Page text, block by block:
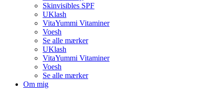
Skinvisibles SPF
UKlash
VitaYummi Vitaminer
Voesh
Se alle mærker
UKlash
VitaYummi Vitaminer
Voesh
Se alle mærker
Om mig